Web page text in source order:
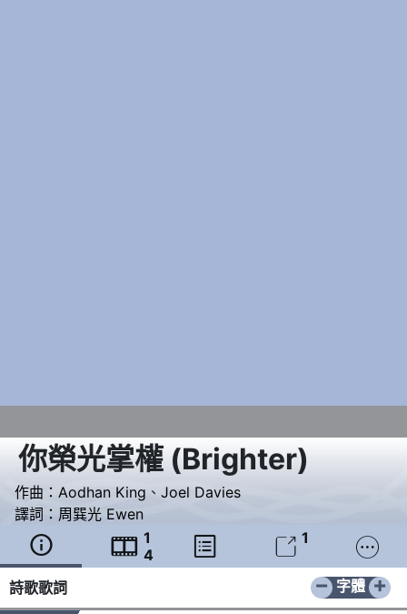
你榮光掌權(Brighter)
作曲： Aodhan King 、 Joel Davies
譯詞： 周巽光 Ewen
  1
4
  1 
詩歌歌詞 − +
字體